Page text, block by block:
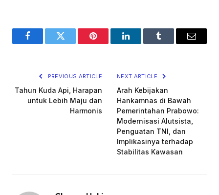
FacebookTwitter Pinterest LinkedInTumblr Email
PREVIOUS ARTICLE
Tahun Kuda Api, Harapan
untuk Lebih Maju dan
Harmonis
NEXT ARTICLE
Arah Kebijakan
Hankamnas di Bawah
Pemerintahan Prabowo:
Modernisasi Alutsista,
Penguatan TNI, dan
Implikasinya terhadap
Stabilitas Kawasan